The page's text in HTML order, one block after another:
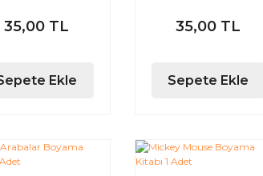
35,00 TL
Ekle
35,00 TL
Sepete Ekle